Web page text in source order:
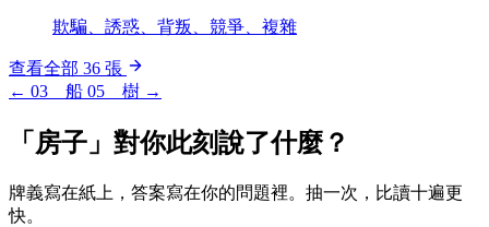
欺騙、誘惑、背叛、競爭、複雜
查看全部 36 張
← 03 船 05 樹 →
「房子」對你此刻說了什麼？
牌義寫在紙上，答案寫在你的問題裡。抽一次，比讀十遍更
快。